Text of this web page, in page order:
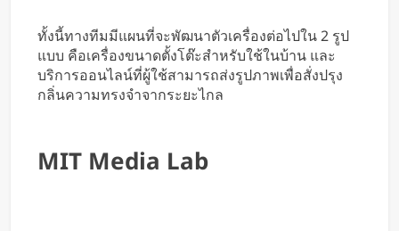
ทั้งนี้ทางทีมมีแผนที่จะพัฒนาตัวเครื่องต่อไปใน 2 รูป
แบบ คือเครื่องขนาดตั้งโต๊ะสำหรับใช้ในบ้าน และ
บริการออนไลน์ที่ผู้ใช้สามารถส่งรูปภาพเพื่อสั่งปรุง
กลิ่นความทรงจำจากระยะไกล
MIT Media Lab